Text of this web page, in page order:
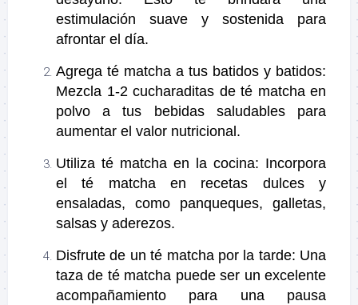
estimulación suave y sostenida para
afrontar el día.
Agrega té matcha a tus batidos y batidos:
Mezcla 1-2 cucharaditas de té matcha en
polvo a tus bebidas saludables para
aumentar el valor nutricional.
Utiliza té matcha en la cocina: Incorpora
el té matcha en recetas dulces y
ensaladas, como panqueques, galletas,
salsas y aderezos.
Disfrute de un té matcha por la tarde: Una
taza de té matcha puede ser un excelente
acompañamiento para una pausa